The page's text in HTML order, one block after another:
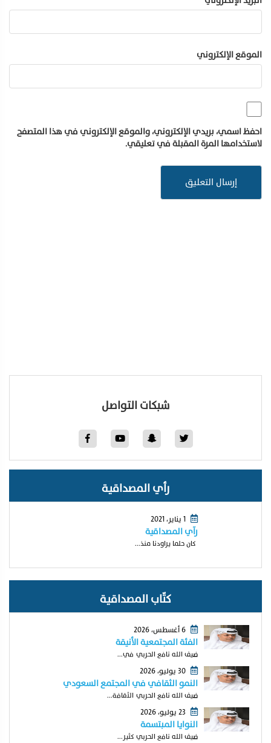
الموقع الإلكتروني
احفظ اسمي، بريدي الإلكتروني، والموقع الإلكتروني في هذا المتصفح
لاستخدامها المرة المقبلة في تعليقي.
شبكات التواصل
رأي المصداقية
1 يناير، 2021
رآي المصداقية
كان حلما يراودنا منذ...
كتّاب المصداقية
6 أغسطس، 2026
الفئة المجتمعية الأنيقة
ضيف الله نافع الحربي في...
30 يوليو، 2026
النمو الثقافي في المجتمع السعودي
ضيف الله نافع الحربي الثقافة...
النوايا المبتسمة
ضيف الله نافع الحربي كثير...